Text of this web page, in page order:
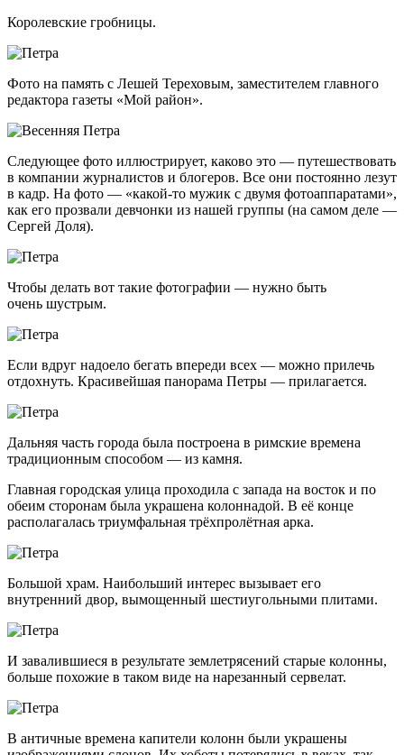
Королевские гробницы.
Фото на память с Лешей Тереховым, заместителем главного
редактора газеты «Мой район».
Следующее фото иллюстрирует, каково это — путешествовать
в компании журналистов и блогеров. Все они постоянно лезут
в кадр. На фото — «какой-то мужик с двумя фотоаппаратами»,
как его прозвали девчонки из нашей группы (на самом деле —
Сергей Доля).
Чтобы делать вот такие фотографии — нужно быть
очень шустрым.
Если вдруг надоело бегать впереди всех — можно прилечь
отдохнуть. Красивейшая панорама Петры — прилагается.
Дальняя часть города была построена в римские времена
традиционным способом — из камня.
Главная городская улица проходила с запада на восток и по
обеим сторонам была украшена колоннадой. В её конце
располагалась триумфальная трёхпролётная арка.
Большой храм. Наибольший интерес вызывает его
внутренний двор, вымощенный шестиугольными плитами.
И завалившиеся в результате землетрясений старые колонны,
больше похожие в таком виде на нарезанный сервелат.
В античные времена капители колонн были украшены